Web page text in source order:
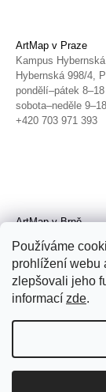
Používáme
prohlížení webu
zlepšovali jeho
informací zde.
ArtMap v Praze
Kampus Hybernská
Hybernská 998/4,
pondělí–pátek
sobota–neděle
+420 703 971 393
ArtMap v Brně
Radnická 4, Brno
úterý–pátek 11–19
sobota 14–19 h
+420 702 152 298